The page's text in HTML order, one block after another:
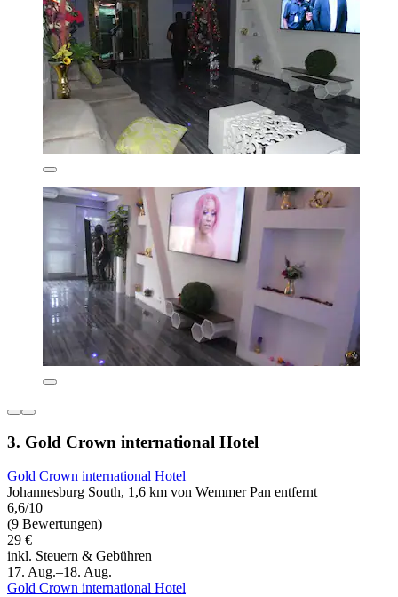
3. Gold Crown international Hotel
Gold Crown international Hotel
Johannesburg South, 1,6 km von Wemmer Pan entfernt
6,6/10
(9 Bewertungen)
29 €
inkl. Steuern & Gebühren
17. Aug.–18. Aug.
Gold Crown international Hotel